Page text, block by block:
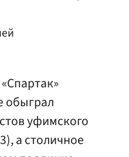
обыграл
уфимского
а столичное